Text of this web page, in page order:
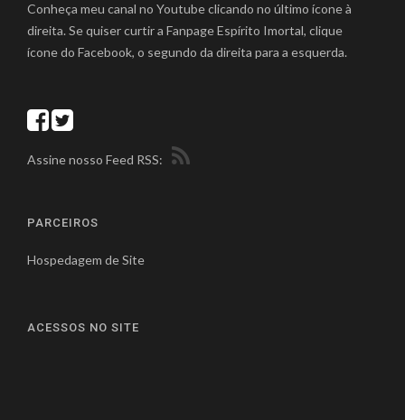
Conheça meu canal no Youtube clicando no último ícone à
direita. Se quiser curtir a Fanpage Espírito Imortal, clique
ícone do Facebook, o segundo da direita para a esquerda.
Assine nosso Feed RSS:
PARCEIROS
Hospedagem de Site
ACESSOS NO SITE